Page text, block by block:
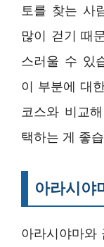
토를 찾는 사
많이 걷기 때
스러울 수 있
이 부분에 대
코스와 비교
택하는 게 좋
아라시야
아라시야마와